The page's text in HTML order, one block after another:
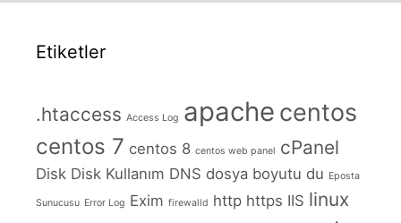
Etiketler
.htaccess Access Log apache centos
centos 7 centos 8 centos web panel cPanel
Disk Disk Kullanım DNS dosya boyutu du Eposta
Sunucusu Error Log Exim firewalld http https IIS linux